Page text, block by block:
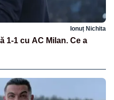
Ionuț Nichita
1-1 cu AC Milan. Ce a